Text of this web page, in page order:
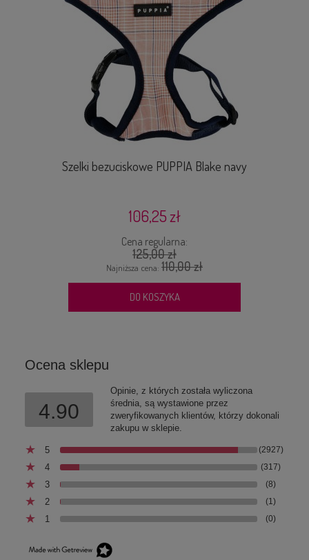
Szelki bezuciskowe PUPPIA Blake navy
106,25 zł
Cena regularna:
125,00 zł
Najniższa cena: 110,00 zł
DO KOSZYKA
Ocena sklepu
4.90
Opinie, z których została wyliczona
średnia, są wystawione przez
zweryfikowanych klientów, którzy dokonali
zakupu w sklepie.
5 (2927)
4 (317)
3 (8)
2 (1)
1 (0)